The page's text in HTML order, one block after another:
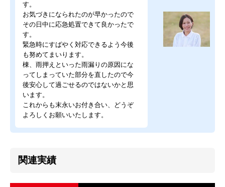
す。
お気づきになられたのが早かったので
その日中に応急処置できて良かったで
す。
緊急時にすばやく対応できるよう今後
も努めてまいります。
棟、雨押えといった雨漏りの原因にな
ってしまっていた部分を直したので今
後安心して過ごせるのではないかと思
います。
これからも末永いお付き合い、どうぞ
よろしくお願いいたします。
関連実績